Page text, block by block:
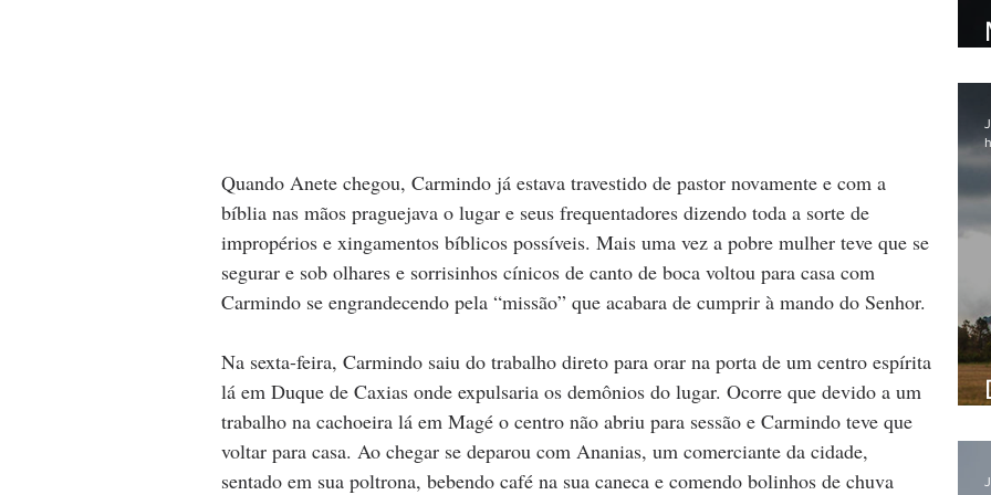
Quando Anete chegou, Carmindo já estava travestido de pastor novamente e com a
bíblia nas mãos praguejava o lugar e seus frequentadores dizendo toda a sorte de
impropérios e xingamentos bíblicos possíveis. Mais uma vez a pobre mulher teve que se
segurar e sob olhares e sorrisinhos cínicos de canto de boca voltou para casa com
Carmindo se engrandecendo pela “missão” que acabara de cumprir à mando do Senhor.
Na sexta-feira, Carmindo saiu do trabalho direto para orar na porta de um centro espírita
lá em Duque de Caxias onde expulsaria os demônios do lugar. Ocorre que devido a um
trabalho na cachoeira lá em Magé o centro não abriu para sessão e Carmindo teve que
voltar para casa. Ao chegar se deparou com Ananias, um comerciante da cidade,
sentado em sua poltrona, bebendo café na sua caneca e comendo bolinhos de chuva